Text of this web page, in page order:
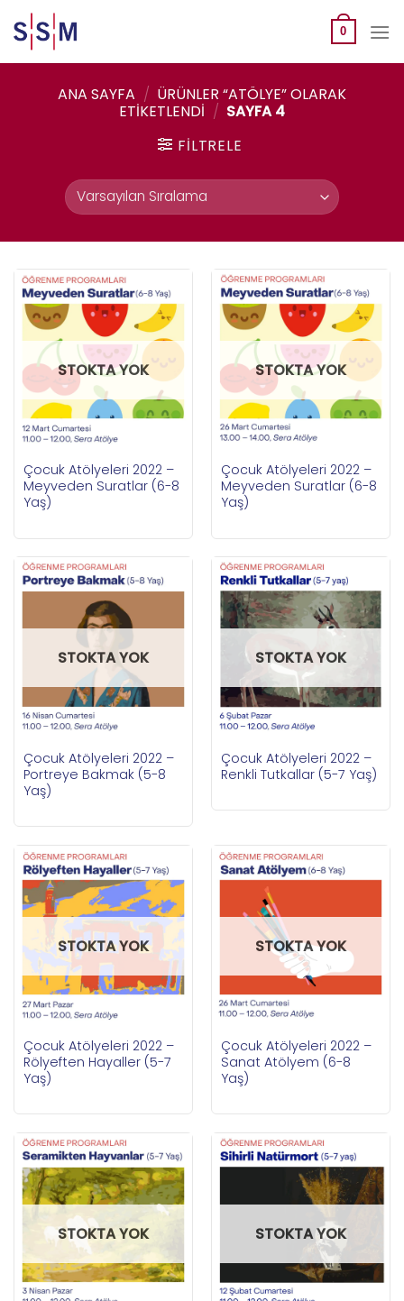
to
content
0
ANA SAYFA / ÜRÜNLER “ATÖLYE” OLARAK
ETIKETLENDI / SAYFA 4
FILTRELE
STOKTA YOK
Çocuk Atölyeleri 2022 –
Meyveden Suratlar (6-8
Yaş)
STOKTA YOK
Çocuk Atölyeleri 2022 –
Meyveden Suratlar (6-8
Yaş)
STOKTA YOK
Çocuk Atölyeleri 2022 –
Portreye Bakmak (5-8
Yaş)
STOKTA YOK
Çocuk Atölyeleri 2022 –
Renkli Tutkallar (5-7 Yaş)
STOKTA YOK
Çocuk Atölyeleri 2022 –
Rölyeften Hayaller (5-7
Yaş)
STOKTA YOK
Çocuk Atölyeleri 2022 –
Sanat Atölyem (6-8
Yaş)
STOKTA YOK STOKTA YOK